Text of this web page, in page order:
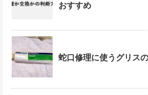
おすすめ
蛇口修理に使うグリス